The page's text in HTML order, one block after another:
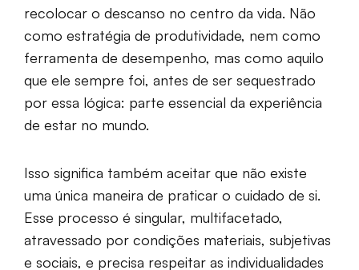
recolocar o descanso no centro da vida. Não
como estratégia de produtividade, nem como
ferramenta de desempenho, mas como aquilo
que ele sempre foi, antes de ser sequestrado
por essa lógica: parte essencial da experiência
de estar no mundo.
Isso significa também aceitar que não existe
uma única maneira de praticar o cuidado de si.
Esse processo é singular, multifacetado,
atravessado por condições materiais, subjetivas
e sociais, e precisa respeitar as individualidades